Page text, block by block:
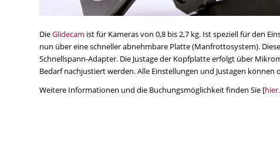
DieGlidecam ist für Kameras von 0,8 bis 2,7 kg. Ist speziell für den
nun über eine schneller abnehmbare Platte (Manfrottosystem).
Schnellspann-Adapter. Die Justage der Kopfplatte erfolgt über
Bedarf nachjustiert werden. Alle Einstellungen und Justagen
Weitere Informationen und die Buchungsmöglichkeit finden Sie [